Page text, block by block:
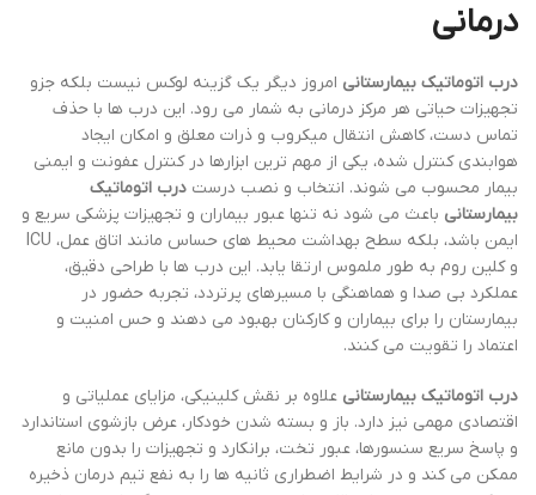
درمانی
درب اتوماتیک بیمارستانی امروز دیگر یک گزینه لوکس نیست بلکه جزو
تجهیزات حیاتی هر مرکز درمانی به شمار می رود. این درب ها با حذف
تماس دست، کاهش انتقال میکروب و ذرات معلق و امکان ایجاد
هوابندی کنترل شده، یکی از مهم ترین ابزارها در کنترل عفونت و ایمنی
بیمار محسوب می شوند. انتخاب و نصب درست درب اتوماتیک
بیمارستانی باعث می شود نه تنها عبور بیماران و تجهیزات پزشکی سریع و
ایمن باشد، بلکه سطح بهداشت محیط های حساس مانند اتاق عمل، ICU
و کلین روم به طور ملموس ارتقا یابد. این درب ها با طراحی دقیق،
عملکرد بی صدا و هماهنگی با مسیرهای پرتردد، تجربه حضور در
بیمارستان را برای بیماران و کارکنان بهبود می دهند و حس امنیت و
اعتماد را تقویت می کنند.
درب اتوماتیک بیمارستانی علاوه بر نقش کلینیکی، مزایای عملیاتی و
اقتصادی مهمی نیز دارد. باز و بسته شدن خودکار، عرض بازشوی استاندارد
و پاسخ سریع سنسورها، عبور تخت، برانکارد و تجهیزات را بدون مانع
ممکن می کند و در شرایط اضطراری ثانیه ها را به نفع تیم درمان ذخیره